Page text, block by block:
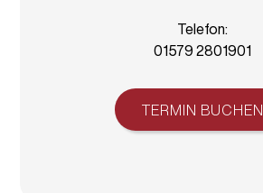
Telefon:
01579 2801901
TERMIN BUCHEN